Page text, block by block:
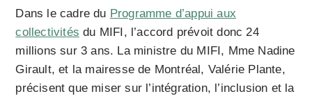
Dans le cadre du Programme d’appui aux
collectivités du MIFI, l’accord prévoit donc 24
millions sur 3 ans. La ministre du MIFI, Mme Nadine
Girault, et la mairesse de Montréal, Valérie Plante,
précisent que miser sur l’intégration, l’inclusion et la